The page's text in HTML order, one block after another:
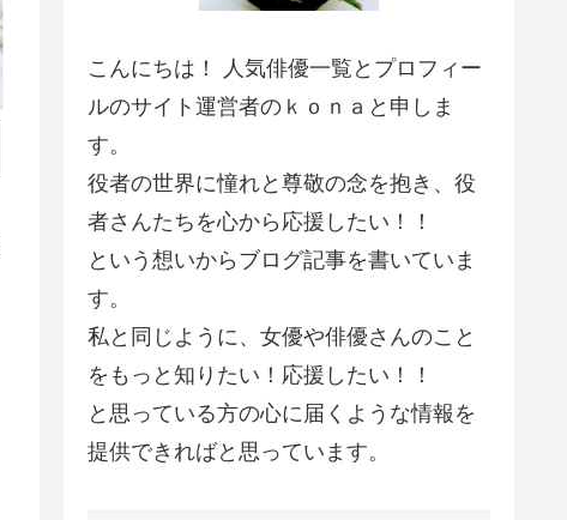
こんにちは！ 人気俳優一覧とプロフィー
ルのサイト運営者のｋｏｎａと申しま
す。
役者の世界に憧れと尊敬の念を抱き、役
者さんたちを心から応援したい！！
という想いからブログ記事を書いていま
す。
私と同じように、女優や俳優さんのこと
をもっと知りたい！応援したい！！
と思っている方の心に届くような情報を
提供できればと思っています。